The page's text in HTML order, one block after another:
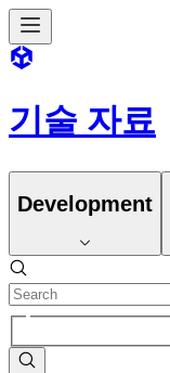
기술 자료
Development